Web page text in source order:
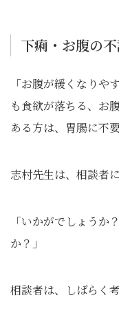
下痢・お腹の
「お腹が緩くなりや
も食欲が落ちる、お
ある方は、胃腸に不
志村先生は、相談者
「いかがでしょう
か？」
相談者は、しばらく